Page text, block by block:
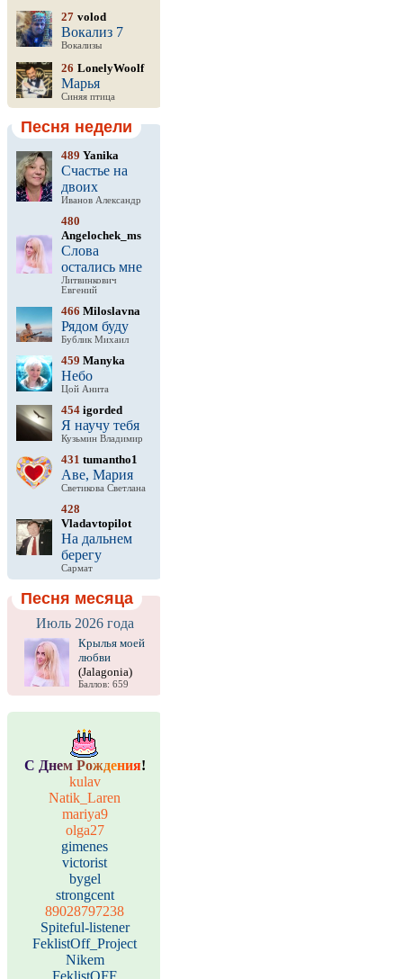
27 volod
Вокализ 7
Вокализы
26 LonelyWoolf
Марья
Синяя птица
Песня недели
489 Yanika
Счастье на
двоих
Иванов Александр
480
Angelochek_ms
Слова
остались мне
Литвинкович
Евгений
466 Miloslavna
Рядом буду
Бублик Михаил
459 Manyka
Небо
Цой Анита
454 igorded
Я научу тебя
Кузьмин Владимир
431 tumantho1
Аве, Мария
Светикова Светлана
428
Vladavtopilot
На дальнем
берегу
Сармат
Песня месяца
Июль 2026 года
Крылья моей
любви
(Jalagonia)
Баллов: 659
С Днем Рождения!
kulav
Natik_Laren
mariya9
olga27
gimenes
victorist
bygel
strongcent
89028797238
Spiteful-listener
FeklistOff_Project
Nikem
FeklistOFF